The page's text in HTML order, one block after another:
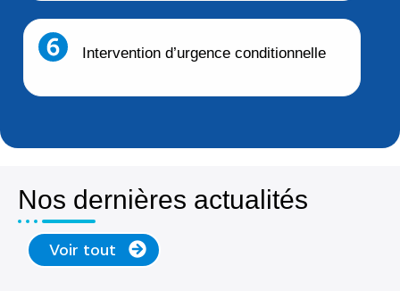
Intervention d’urgence conditionnelle
Nos dernières actualités
Voir tout